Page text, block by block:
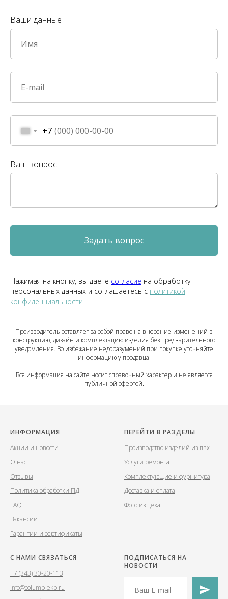
Ваши данные
+7
Ваш вопрос
Задать вопрос
Нажимая на кнопку, вы даете согласие на обработку
персональных данных и соглашаетесь c политикой
конфиденциальности
Производитель оставляет за собой право на внесение изменений в
конструкцию, дизайн и комплектацию изделия без предварительного
уведомления. Во избежание недоразумений при покупке уточняйте
информацию у продавца.
Вся информация на сайте носит справочный характер и не является
публичной офертой.
ИНФОРМАЦИЯ
Акции и новости
О нас
Отзывы
Политика обработки ПД
FAQ
Вакансии
Гарантии и сертификаты
ПЕРЕЙТИ В РАЗДЕЛЫ
Производство изделий из пвх
Услуги ремонта
Комплектующие и фурнитура
Доставка и оплата
Фото из цеха
С НАМИ СВЯЗАТЬСЯ
+7 (343) 30-20-113
info@columb-ekb.ru
ПОДПИСАТЬСЯ НА
НОВОСТИ